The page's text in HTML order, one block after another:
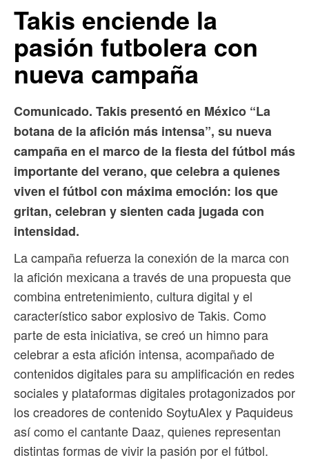
Takis enciende la
pasión futbolera con
nueva campaña
Comunicado. Takis presentó en México “La
botana de la afición más intensa”, su nueva
campaña en el marco de la fiesta del fútbol más
importante del verano, que celebra a quienes
viven el fútbol con máxima emoción: los que
gritan, celebran y sienten cada jugada con
intensidad.
La campaña refuerza la conexión de la marca con
la afición mexicana a través de una propuesta que
combina entretenimiento, cultura digital y el
característico sabor explosivo de Takis. Como
parte de esta iniciativa, se creó un himno para
celebrar a esta afición intensa, acompañado de
contenidos digitales para su amplificación en redes
sociales y plataformas digitales protagonizados por
los creadores de contenido SoytuAlex y Paquideus
así como el cantante Daaz, quienes representan
distintas formas de vivir la pasión por el fútbol.